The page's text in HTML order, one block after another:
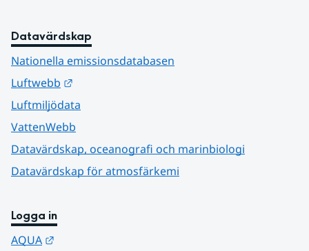
Datavärdskap
Nationella emissionsdatabasen
Luftwebb
Luftmiljödata
VattenWebb
Datavärdskap, oceanografi och marinbiologi
Datavärdskap för atmosfärkemi
Logga in
AQUA